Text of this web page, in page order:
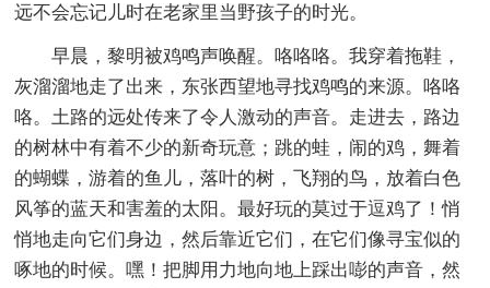
远不会忘记儿时在老家里当野孩子的时光。
早晨，黎明被鸡鸣声唤醒。咯咯咯。我穿着拖鞋，
灰溜溜地走了出来，东张西望地寻找鸡鸣的来源。咯咯
咯。土路的远处传来了令人激动的声音。走进去，路边
的树林中有着不少的新奇玩意；跳的蛙，闹的鸡，舞着
的蝴蝶，游着的鱼儿，落叶的树，飞翔的鸟，放着白色
风筝的蓝天和害羞的太阳。最好玩的莫过于逗鸡了！悄
悄地走向它们身边，然后靠近它们，在它们像寻宝似的
啄地的时候。嘿！把脚用力地向地上踩出嘭的声音，然